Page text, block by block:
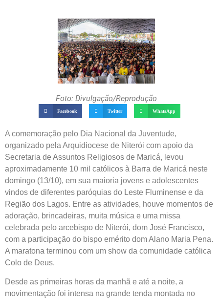
Foto: Divulgação/Reprodução
Facebook Twitter WhatsApp
A comemoração pelo Dia Nacional da Juventude,
organizado pela Arquidiocese de Niterói com apoio da
Secretaria de Assuntos Religiosos de Maricá, levou
aproximadamente 10 mil católicos à Barra de Maricá neste
domingo (13/10), em sua maioria jovens e adolescentes
vindos de diferentes paróquias do Leste Fluminense e da
Região dos Lagos. Entre as atividades, houve momentos de
adoração, brincadeiras, muita música e uma missa
celebrada pelo arcebispo de Niterói, dom José Francisco,
com a participação do bispo emérito dom Alano Maria Pena.
A maratona terminou com um show da comunidade católica
Colo de Deus.
Desde as primeiras horas da manhã e até a noite, a
movimentação foi intensa na grande tenda montada no